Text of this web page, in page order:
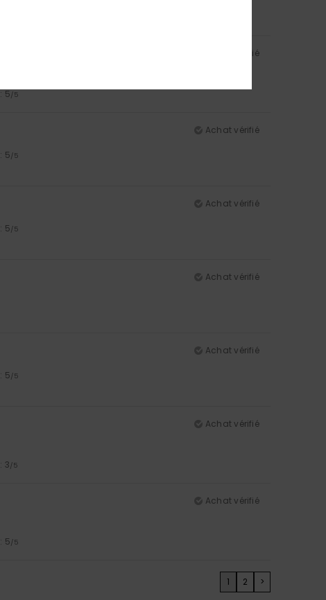
Achat vérifié
: 5/5
Achat vérifié
: 5/5
Achat vérifié
: 5/5
Achat vérifié
Achat vérifié
: 5/5
Achat vérifié
: 3/5
Achat vérifié
: 5/5
1 2 >